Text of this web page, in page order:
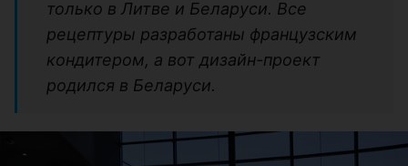
только в Литве и Беларуси. Все
рецептуры разработаны французским
кондитером, а вот дизайн-проект
родился в Беларуси.